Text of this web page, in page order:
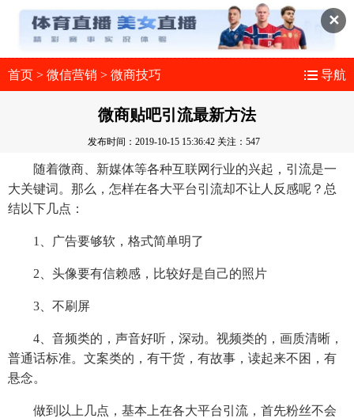
✕
首页 > 微信营销 > 微商技巧 导航
微商贴吧引流最新方法
发布时间：2019-10-15 15:36:42 关注：547
随着微商、新媒体等各种互联网行业的兴起，引流是一
大关键词。那么，怎样在各大平台引流却不让人反感呢？总
结以下几点：
1、广告要够软，格式简单明了
2、头像要有信赖感，比较好是自己的照片
3、不刷屏
4、音频类的，声音好听，深动。视频类的，画质清晰，
普通话标准。文案类的，有干货，有故事，读起来不困，有
悬念。
做到以上几点，基本上在各大平台引流，首先粉丝不会